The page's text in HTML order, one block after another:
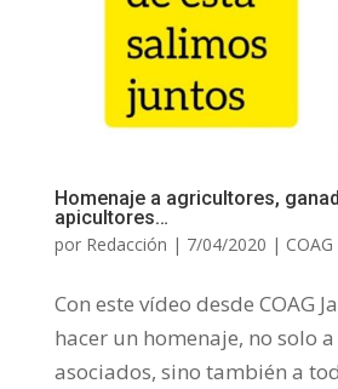
Homenaje a agricultores,
apicultores…
por Redacción | 7/04/2020 | COAG
Con este vídeo desde COAG
hacer un homenaje, no solo
asociados, sino también a